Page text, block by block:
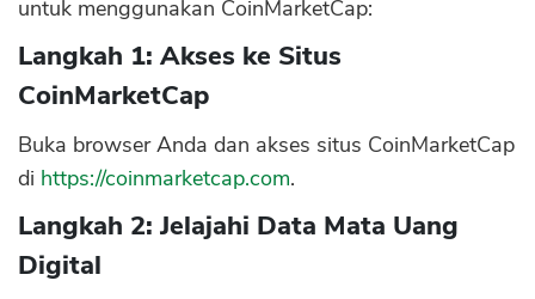
untuk menggunakan CoinMarketCap:
Langkah 1: Akses ke Situs
CoinMarketCap
Buka browser Anda dan akses situs CoinMarketCap
di https://coinmarketcap.com.
Langkah 2: Jelajahi Data Mata Uang
Digital